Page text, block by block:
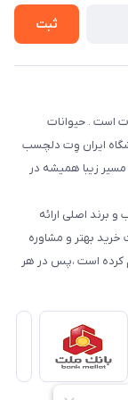
ثبت
است . حیوانات
ایران وِت دلچسب
زیبا همیشه در
برند اصلی ارائه
بهتر و مشاوره
کرده است ،پس در هر